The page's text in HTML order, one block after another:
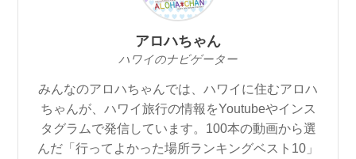
アロハちゃん
ハワイのナビゲーター
みんなのアロハちゃんでは、ハワイに住むアロハ
ちゃんが、ハワイ旅行の情報をYoutubeやインス
タグラムで発信しています。100本の動画から選
んだ「行ってよかった場所ランキングベスト10」